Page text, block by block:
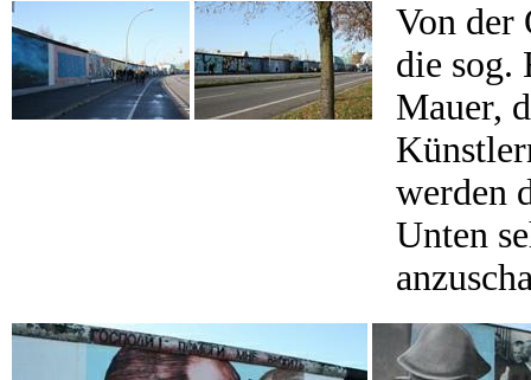
Von der
die sog.
Mauer,
werden
Unten